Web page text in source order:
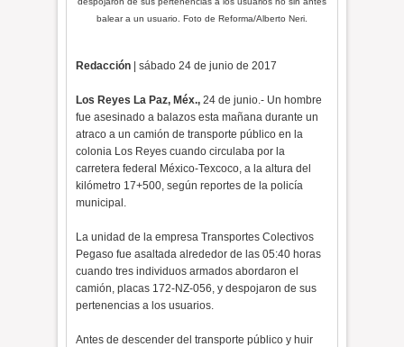
balear a un usuario. Foto de Reforma/Alberto Neri.
Redacción | sábado 24 de junio de 2017
Los Reyes La Paz, Méx.,24 de junio.- Un hombre
fue asesinado a balazos esta mañana durante un
atraco a un camión de transporte público en la
colonia Los Reyes cuando circulaba por la
carretera federal México-Texcoco, a la altura del
kilómetro 17+500, según reportes de la policía
municipal.
La unidad de la empresa Transportes Colectivos
Pegaso fue asaltada alrededor de las 05:40 horas
cuando tres individuos armados abordaron el
camión, placas 172-NZ-056, y despojaron de sus
pertenencias a los usuarios.
Antes de descender del transporte público y huir